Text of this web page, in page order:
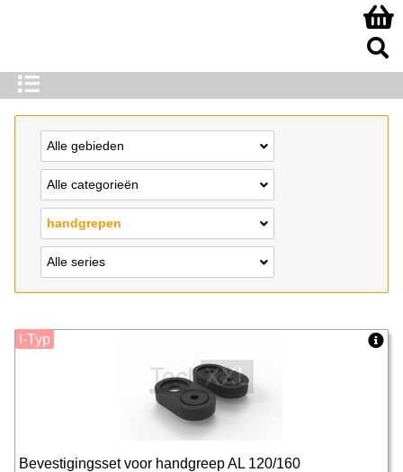
Alle gebieden
Alle categorieën
handgrepen
Alle series
Bevestigingsset voor handgreep AL 120/160
I-Typ